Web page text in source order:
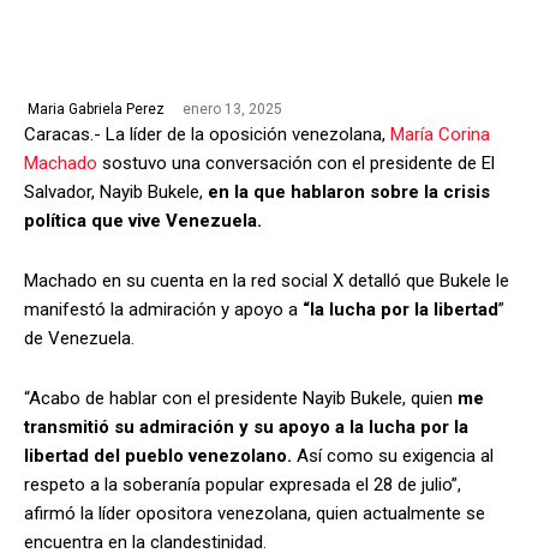
Maria Gabriela Perez enero 13, 2025
Caracas.- La líder de la oposición venezolana, María Corina
Machado sostuvo una conversación con el presidente de El
Salvador, Nayib Bukele, en la que hablaron sobre la crisis
política que vive Venezuela.
Machado en su cuenta en la red social X detalló que Bukele le
manifestó la admiración y apoyo a “la lucha por la libertad”
de Venezuela.
“Acabo de hablar con el presidente Nayib Bukele, quien me
transmitió su admiración y su apoyo a la lucha por la
libertad del pueblo venezolano. Así como su exigencia al
respeto a la soberanía popular expresada el 28 de julio”,
afirmó la líder opositora venezolana, quien actualmente se
encuentra en la clandestinidad.